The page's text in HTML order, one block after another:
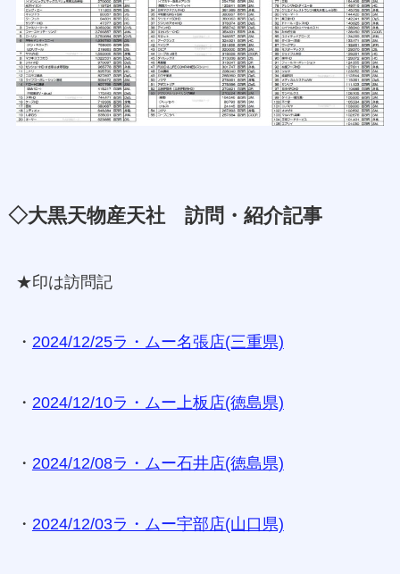
◇大黒天物産天社 訪問・紹介記事
★印は訪問記
・ 2024/12/25ラ・ムー名張店(三重県)
・ 2024/12/10ラ・ムー上板店(徳島県)
・ 2024/12/08ラ・ムー石井店(徳島県)
・ 2024/12/03ラ・ムー宇部店(山口県)